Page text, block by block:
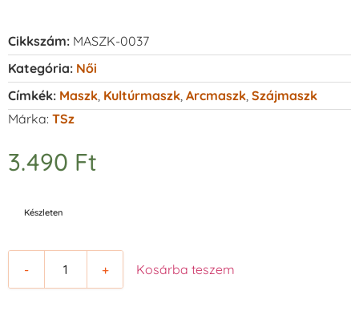
Cikkszám: MASZK-0037
Kategória: Női
Címkék: Maszk, Kultúrmaszk, Arcmaszk, Szájmaszk
Márka: TSz
3.490 Ft
Készleten
- + Kosárba teszem